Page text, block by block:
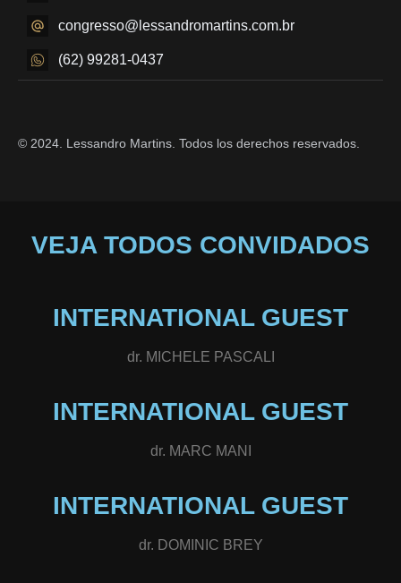
congresso@lessandromartins.com.br
(62) 99281-0437
© 2024. Lessandro Martins. Todos los derechos reservados.
VEJA TODOS CONVIDADOS
INTERNATIONAL GUEST
dr. MICHELE PASCALI
INTERNATIONAL GUEST
dr. MARC MANI
INTERNATIONAL GUEST
dr. DOMINIC BREY